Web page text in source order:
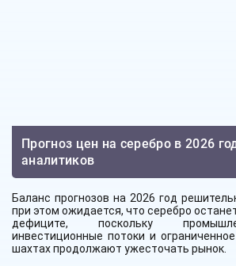
Прогноз цен на серебро в 2026
аналитиков
Баланс прогнозов на 2026 год
при этом ожидается, что серебро
дефиците, поскольку
инвестиционные потоки и
шахтах продолжают ужесточать рынок.